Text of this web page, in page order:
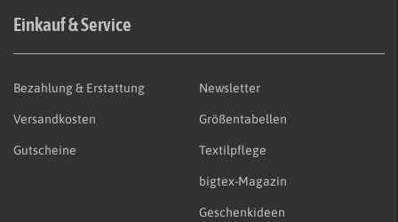
Einkauf & Service
Bezahlung & Erstattung
Versandkosten
Gutscheine
Newsletter
Größentabellen
Textilpflege
bigtex-Magazin
Geschenkideen